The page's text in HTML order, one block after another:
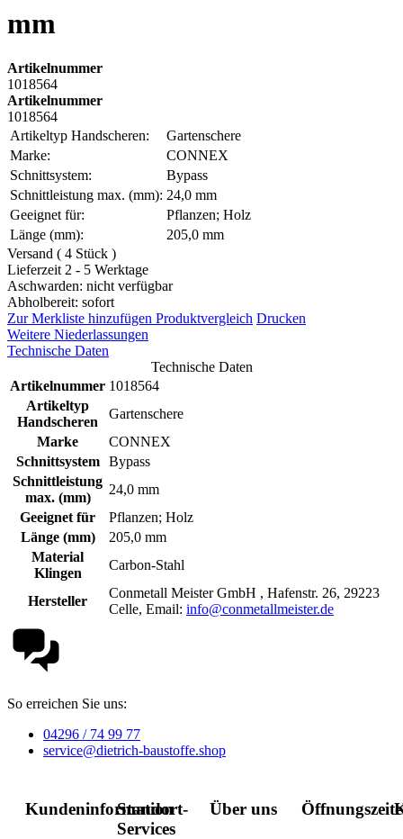
mm
Artikelnummer
1018564
Artikelnummer
1018564
Artikeltyp Handscheren:
Gartenschere
Marke:
CONNEX
Schnittsystem:
Bypass
Schnittleistung max. (mm): 24,0 mm
Geeignet für:
Pflanzen; Holz
Länge (mm):
205,0 mm
Versand ( 4 Stück )
Lieferzeit 2 - 5 Werktage
Aschwarden: nicht verfügbar
Abholbereit: sofort
Zur Merkliste hinzufügen Produktvergleich Drucken
Weitere Niederlassungen
Technische Daten
Technische Daten
Artikelnummer 1018564
Artikeltyp
Handscheren
Gartenschere
Marke
CONNEX
Schnittsystem
Bypass
Schnittleistung
max. (mm)
24,0 mm
Geeignet für
Pflanzen; Holz
Länge (mm)
205,0 mm
Material
Klingen
Carbon-Stahl
Hersteller
Conmetall Meister GmbH , Hafenstr. 26, 29223
Celle, Email: info@conmetallmeister.de
So erreichen Sie uns:
04296 / 74 99 77
service@dietrich-baustoffe.shop
Kundeninformation
Standort-
Services
Über uns